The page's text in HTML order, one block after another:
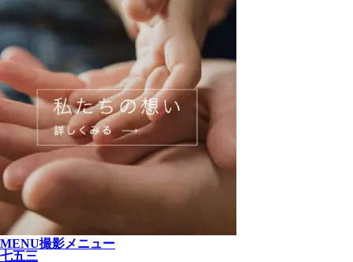
MENU撮影メニュー
七五三